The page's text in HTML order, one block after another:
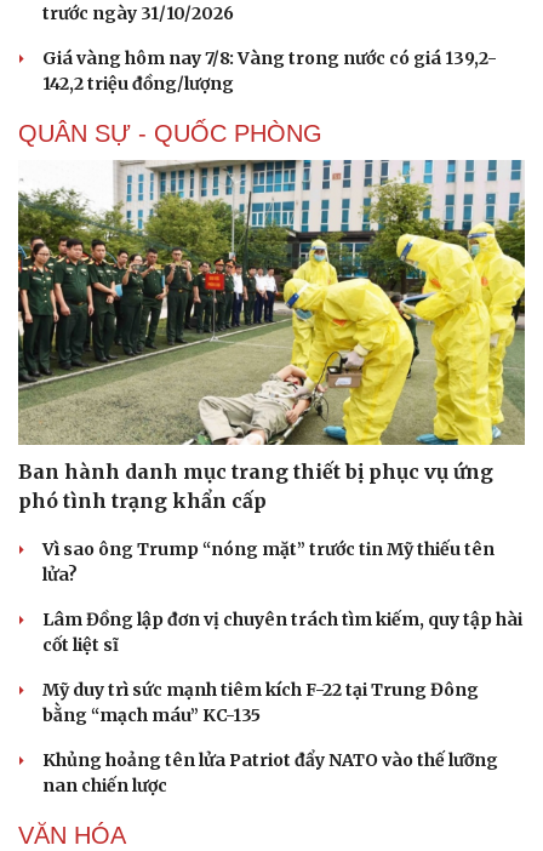
Doanh nghiệp
Thông tin doanh nghiệp
Doanh nghiệp 24h
Doanh nhân
Vì cộng đồng
Công nghệ
Sành điệu
Tin Công nghệ
Trải nghiệm
Chuyển đổi số
trước ngày 31/10/2026
Giá vàng hôm nay 7/8: Vàng trong nước có giá 139,2-
142,2 triệu đồng/lượng
QUÂN SỰ - QUỐC PHÒNG
Ban hành danh mục trang thiết bị phục vụ ứng
phó tình trạng khẩn cấp
Vì sao ông Trump “nóng mặt” trước tin Mỹ thiếu tên
lửa?
Lâm Đồng lập đơn vị chuyên trách tìm kiếm, quy tập hài
cốt liệt sĩ
Mỹ duy trì sức mạnh tiêm kích F-22 tại Trung Đông
bằng “mạch máu” KC-135
Khủng hoảng tên lửa Patriot đẩy NATO vào thế lưỡng
nan chiến lược
VĂN HÓA